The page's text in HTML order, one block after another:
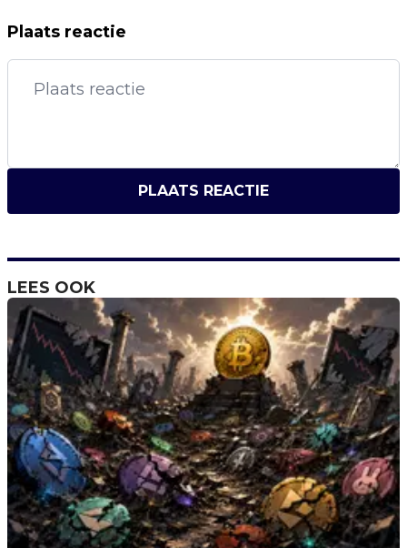
Plaats reactie
PLAATS REACTIE
LEES OOK